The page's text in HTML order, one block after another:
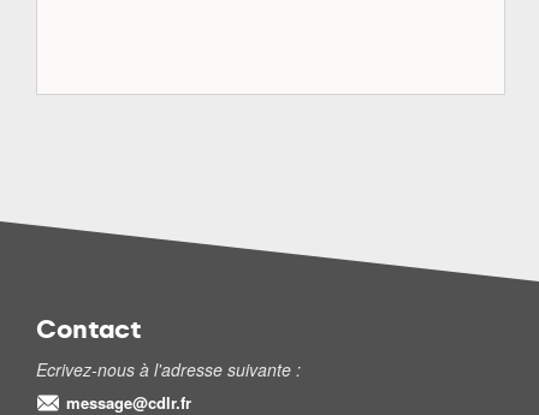
Contact
Ecrivez-nous à l'adresse suivante :
message@cdlr.fr